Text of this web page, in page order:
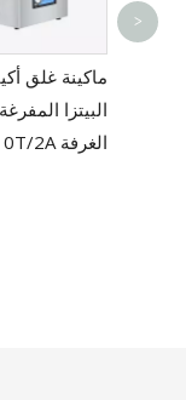
ماكينة غلق
البيتزا
الغرفة HVC-410T/2A
>